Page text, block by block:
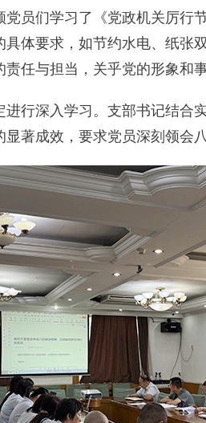
员们学习了《党政机关厉行
体要求，如节约水电、纸张
任与担当，关乎党的形象和事
进行深入学习。支部书记结合
著成效，要求党员深刻领会